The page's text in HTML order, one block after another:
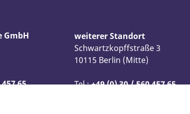
GmbH
65
weiterer Standort
Schwartzkopffstraße 3
10115 Berlin (Mitte)
Tel.:+49 (0) 30 / 560 457 65